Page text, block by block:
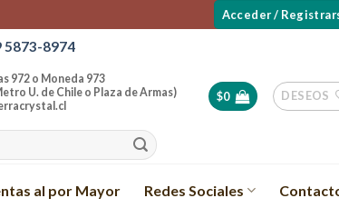
Acceder /
5873-8974
973
U. de Chile o Plaza de Armas)
$0 DESEOS
al por Mayor Redes Sociales